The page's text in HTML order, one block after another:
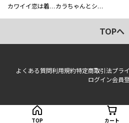
カワイイ恋は着飾らない カラちゃんとシトーさんと、 【分冊版】
TOPへ
よくある質問利用規約特定商取引法プラ
ログイン会員
TOP カート